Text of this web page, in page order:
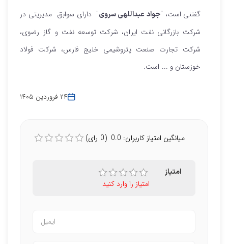
۲۴ فروردین ۱۴۰۵
گفتنی است، "جواد عبداللهی سروی" دارای سوابق مدیریتی در
شرکت بازرگانی نفت ایران، شرکت توسعه نفت و گاز رضوی،
شرکت تجارت صنعت پتروشیمی خلیج فارس، شرکت فولاد
خوزستان و ... است.
میانگین امتیاز کاربران: 0.0 (0 رای)
امتیاز
امتیاز را وارد کنید